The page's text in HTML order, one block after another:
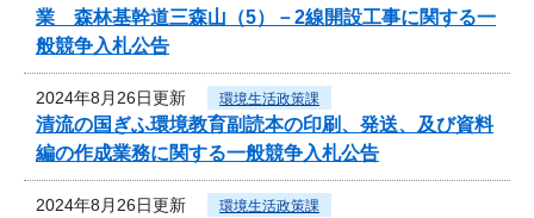
業 森林基幹道三森山（5）－2線開設工事に関する一
般競争入札公告
2024年8月26日更新 環境生活政策課
清流の国ぎふ環境教育副読本の印刷、発送、及び資料
編の作成業務に関する一般競争入札公告
2024年8月26日更新 環境生活政策課